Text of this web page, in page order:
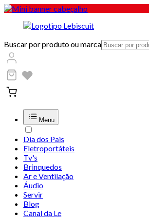
Buscar por produto ou marca
Menu
Dia dos Pais
Eletroportáteis
Tv's
Brinquedos
Ar e Ventilação
Áudio
Servir
Blog
Canal da Le